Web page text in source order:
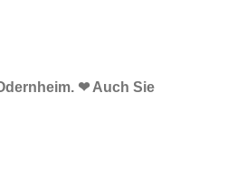
❤ Auch Sie